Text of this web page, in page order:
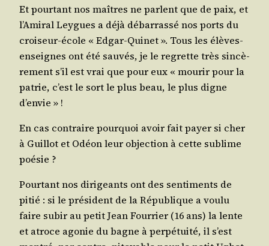
Et pour­tant nos maîtres ne parlent que de paix, et
l’A­mi­ral Leygues a déjà débar­ras­sé nos ports du
croi­seur-école « Edgar-Qui­net ». Tous les élèves-
enseignes ont été sau­vés, je le regrette très sin­cè­
re­ment s’il est vrai que pour eux « mou­rir pour la
patrie, c’est le sort le plus beau, le plus digne
d’envie » !
En cas contraire pour­quoi avoir fait payer si cher
à Guillot et Odéon leur objec­tion à cette sublime
poésie ?
Pour­tant nos diri­geants ont des sen­ti­ments de
pitié : si le pré­sident de la Répu­blique a vou­lu
faire subir au petit Jean Four­rier (16 ans) la lente
et atroce ago­nie du bagne à per­pé­tui­té, il s’est